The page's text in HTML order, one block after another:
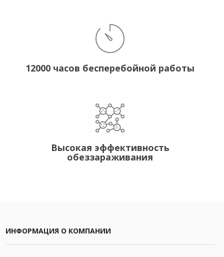
12000 часов бесперебойной работы
Высокая эффективность
обеззараживания
ИНФОРМАЦИЯ О КОМПАНИИ